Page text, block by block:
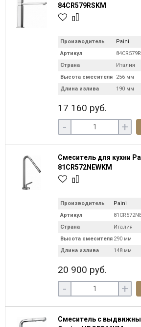
84CR579RSKM
Производитель
Paini
Артикул
Страна
Италия
Высота смесителя
256 мм
Длина излива
190 мм
17 160 руб.
- +
Смеситель для кухни
81CR572NEWKM
Производитель
Paini
Артикул
Страна
Италия
Высота смесителя 290 мм
Длина излива
148 мм
20 900 руб.
- +
Смеситель с